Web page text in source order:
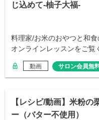
じ込めて-柚子大福-
料理家/お米のおやつと和
オンラインレッスンをご覧
動画 サロン会員無
【レシピ/動画】米粉の
ー（バター不使用）